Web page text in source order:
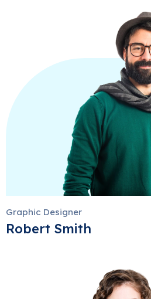
Graphic Designer
Robert Smith